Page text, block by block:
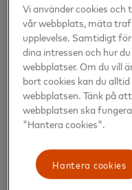
även vinnarna i
våren 2025.Axiology
vinnare för sin
reglerade
den norska klassen
FINITIV-
Norden och Baltikum
Läs mer och ansök
Vi använder cookies
vår webbplats, mäta
upplevelse. Samtidigt
dina intressen och hur
webbplatser. Om du vill
bort cookies kan du
webbplatsen. Tänk på
webbplatsen ska
"Hantera cookies".
Hantera cookies